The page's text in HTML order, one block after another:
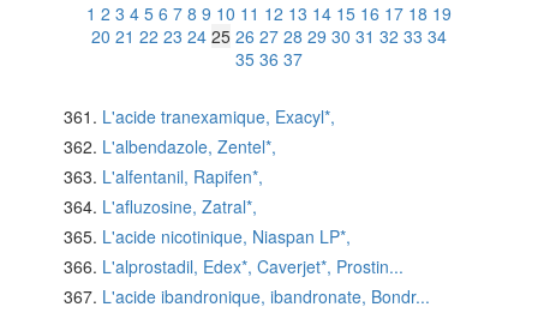
1 2 3 4 5 6 7 8 9 10 11 12 13 14 15 16 17 18 19
20 21 22 23 24 25 26 27 28 29 30 31 32 33 34
35 36 37
L'acide tranexamique, Exacyl*,
L'albendazole, Zentel*,
L'alfentanil, Rapifen*,
L'afluzosine, Zatral*,
L'acide nicotinique, Niaspan LP*,
L'alprostadil, Edex*, Caverjet*, Prostin...
L'acide ibandronique, ibandronate, Bondr...